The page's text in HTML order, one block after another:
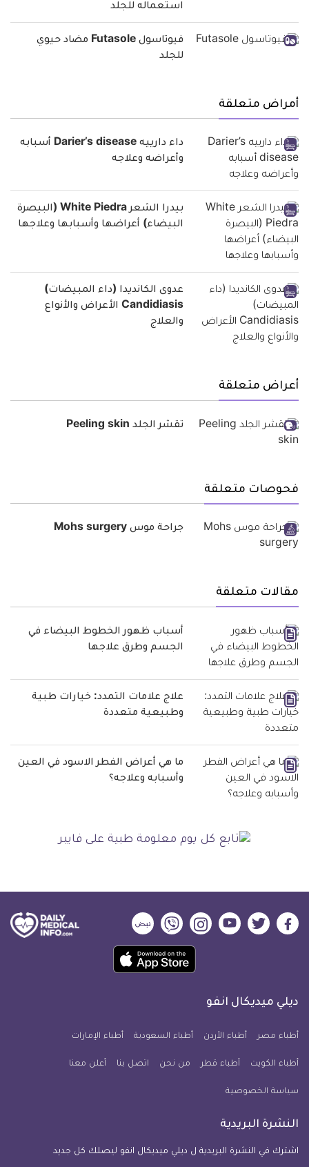
استعماله للجلد
فيوتاسول Futasole مضاد حيوي
للجلد
أمراض متعلقة
داء دارييه Darier’s disease أسبابه
وأعراضه وعلاجه
بيدرا الشعر White Piedra (البيصرة
البيضاء) أعراضها وأسبابها وعلاجها
عدوى الكانديدا (داء المبيضات)
Candidiasis الأعراض والأنواع
والعلاج
أعراض متعلقة
تقشر الجلد Peeling skin
فحوصات متعلقة
جراحة موس Mohs surgery
مقالات متعلقة
أسباب ظهور الخطوط البيضاء في
الجسم وطرق علاجها
علاج علامات التمدد: خيارات طبية
وطبيعية متعددة
ما هي أعراض الفطر الاسود في العين
وأسبابه وعلاجه؟
ديلي
فيسبوك
ديلي
تويتر
ديلي
ميديكال
يوتيوب
ديلي
ميديكال
انفو
ديلي
ميديكال
انفو
ديلي
ميديكال
انفو
حمل
تطبيق
معلومة
للآيفون
ديلي ميديكال انفو
أطباء مصر أطباء الأردن أطباء السعودية أطباء الإمارات
أطباء الكويت أطباء قطر من نحن اتصل بنا أعلن معنا
سياسة الخصوصية
النشرة البريدية
اشترك في النشرة البريدية ل ديلي ميديكال انفو ليصلك كل جديد